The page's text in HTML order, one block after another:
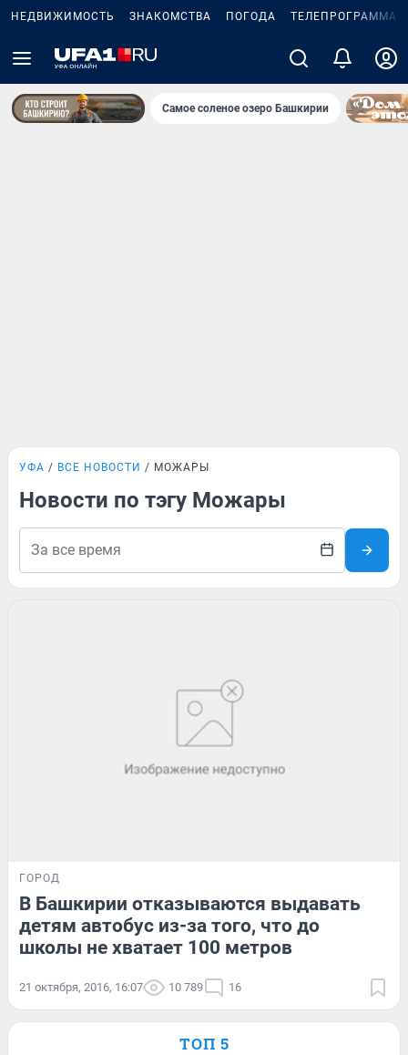
НЕДВИЖИМОСТЬ ЗНАКОМСТВА ПОГОДА ТЕЛЕПРОГРАММА
Самое соленое озеро Башкирии
УФА ВСЕ НОВОСТИ МОЖАРЫ
Новости по тэгу Можары
ГОРОД
В Башкирии отказываются выдавать
детям автобус из-за того, что до
школы не хватает 100 метров
21 октября, 2016, 16:07 10 789 16
ТОП 5